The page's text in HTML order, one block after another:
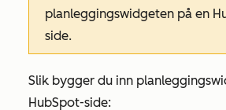
planleggingswidgeten på en
side.
Slik bygger du inn
HubSpot-side: